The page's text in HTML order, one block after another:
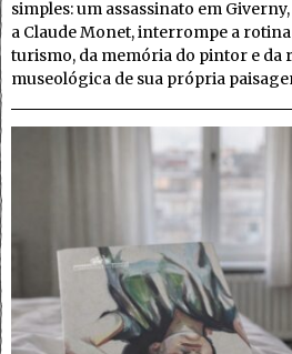
simples: um assassinato em
a Claude Monet, interrompe a
turismo, da memória do pintor e da
museológica de sua própria